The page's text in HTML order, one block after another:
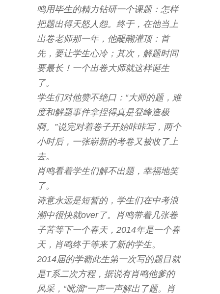
鸣用毕生的精力钻研一个课题：怎样
把题出得天怒人怨。终于，在他当上
出卷老师那一年，他醍醐灌顶：首
先，要让学生心冷；其次，解题时间
要最长！一个出卷大师就这样诞生
了。
学生们对他赞不绝口：“大师的题，难
度和解题事件拿捏得真是登峰造极
啊。”说完对着卷子开始咔咔写，两个
小时后，一张崭新的考卷又被收了上
去。
肖鸣看着学生们解不出题，幸福地笑
了。
诗意永远是短暂的，学生们在中考浪
潮中很快就over了。肖鸣带着几张卷
子苦等下一个春天，2014年是一个春
天，肖鸣终于等来了新的学生。
2014届的学霸此生第一次写的题目就
是T系二次方程，据说有肖鸣他爹的
风采，“呲溜”一声一声解出了题。肖